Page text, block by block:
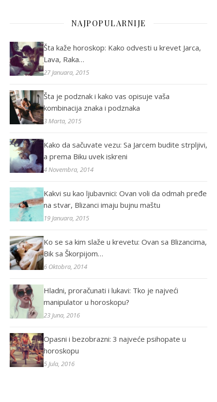
NAJPOPULARNIJE
Šta kaže horoskop: Kako odvesti u krevet Jarca,
Lava, Raka…
27 Januara, 2015
Šta je podznak i kako vas opisuje vaša
kombinacija znaka i podznaka
3 Marta, 2015
Kako da sačuvate vezu: Sa Jarcem budite strpljivi,
a prema Biku uvek iskreni
4 Novembra, 2014
Kakvi su kao ljubavnici: Ovan voli da odmah pređe
na stvar, Blizanci imaju bujnu maštu
19 Januara, 2015
Ko se sa kim slaže u krevetu: Ovan sa Blizancima,
Bik sa Škorpijom…
6 Oktobra, 2014
Hladni, proračunati i lukavi: Tko je najveći
manipulator u horoskopu?
23 Juna, 2016
Opasni i bezobrazni: 3 najveće psihopate u
horoskopu
5 Jula, 2016